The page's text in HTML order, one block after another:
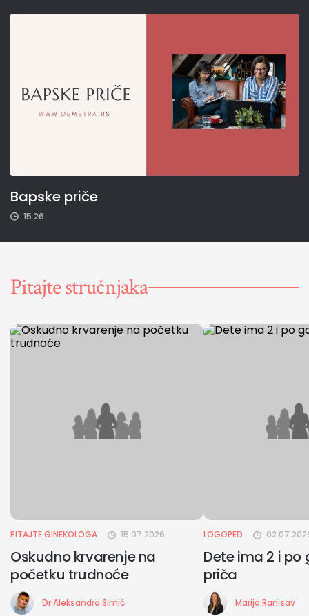
15:26
Bapske priče
Pitajte stručnjaka
PITAJTE GINEKOLOGA 15.07.2026
Oskudno krvarenje na
početku trudnoće
Dr Aleksandra Simić
LOGOPED
Dete ima 2 i po
priča
Marija Ranisav